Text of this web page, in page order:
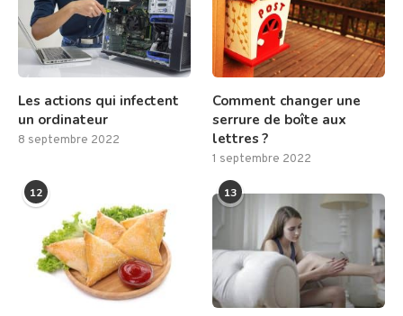
Les actions qui infectent
un ordinateur
8 septembre 2022
Comment changer une
serrure de boîte aux
lettres ?
1 septembre 2022
12 13